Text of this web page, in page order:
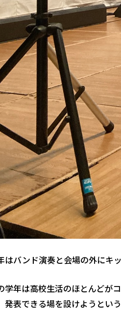
はバンド演奏と会場の外にキッ
学年は高校生活のほとんどが
発表できる場を設けようとい